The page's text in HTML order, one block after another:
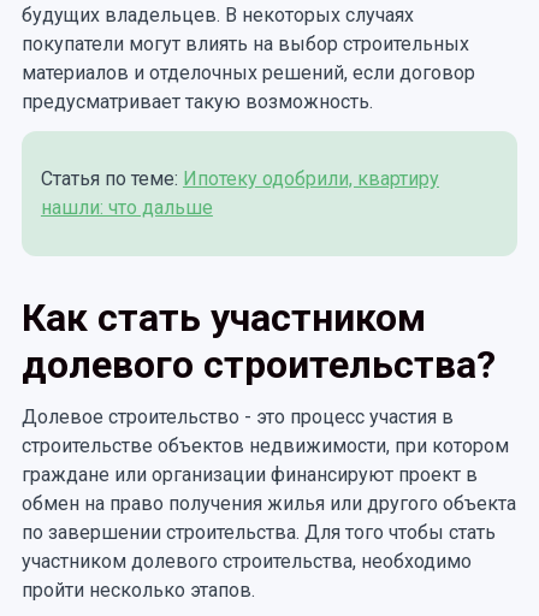
будущих владельцев. В некоторых случаях
покупатели могут влиять на выбор строительных
материалов и отделочных решений, если договор
предусматривает такую возможность.
Статья по теме: Ипотеку одобрили, квартиру
нашли: что дальше
Как стать участником
долевого строительства?
Долевое строительство - это процесс участия в
строительстве объектов недвижимости, при котором
граждане или организации финансируют проект в
обмен на право получения жилья или другого объекта
по завершении строительства. Для того чтобы стать
участником долевого строительства, необходимо
пройти несколько этапов.